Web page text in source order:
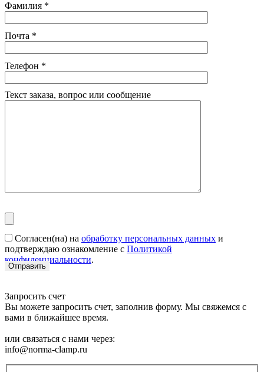
Фамилия *
Почта *
Телефон *
Текст заказа, вопрос или сообщение
Согласен(на) на обработку персональных данных и
подтверждаю ознакомление с Политикой
конфиденциальности.
Запросить счет
Вы можете запросить счет, заполнив форму. Мы свяжемся с
вами в ближайшее время.
или связаться с нами через:
info@norma-clamp.ru